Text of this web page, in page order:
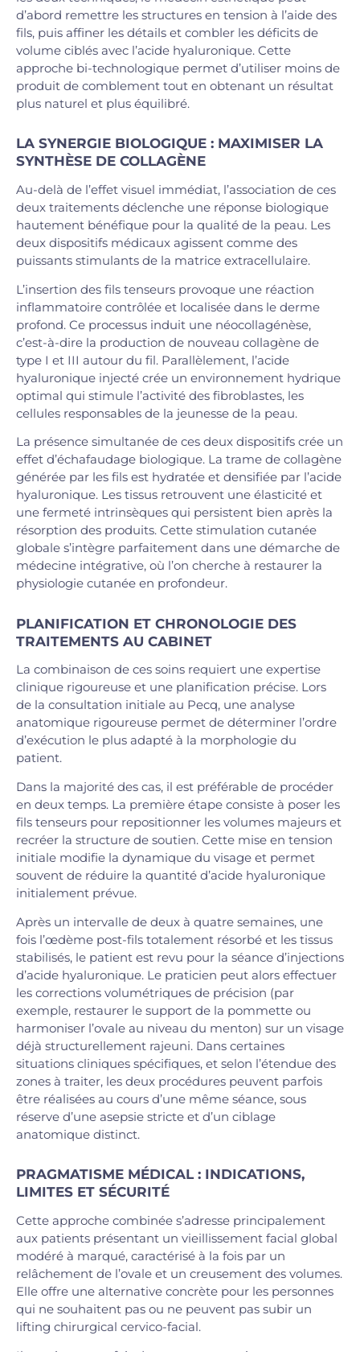
d’abord remettre les structures en tension à l’aide des
fils, puis affiner les détails et combler les déficits de
volume ciblés avec l’acide hyaluronique. Cette
approche bi-technologique permet d’utiliser moins de
produit de comblement tout en obtenant un résultat
plus naturel et plus équilibré.
LA SYNERGIE BIOLOGIQUE : MAXIMISER LA
SYNTHÈSE DE COLLAGÈNE
Au-delà de l’effet visuel immédiat, l’association de ces
deux traitements déclenche une réponse biologique
hautement bénéfique pour la qualité de la peau. Les
deux dispositifs médicaux agissent comme des
puissants stimulants de la matrice extracellulaire.
L’insertion des fils tenseurs provoque une réaction
inflammatoire contrôlée et localisée dans le derme
profond. Ce processus induit une néocollagénèse,
c’est-à-dire la production de nouveau collagène de
type I et III autour du fil. Parallèlement, l’acide
hyaluronique injecté crée un environnement hydrique
optimal qui stimule l’activité des fibroblastes, les
cellules responsables de la jeunesse de la peau.
La présence simultanée de ces deux dispositifs crée un
effet d’échafaudage biologique. La trame de collagène
générée par les fils est hydratée et densifiée par l’acide
hyaluronique. Les tissus retrouvent une élasticité et
une fermeté intrinsèques qui persistent bien après la
résorption des produits. Cette stimulation cutanée
globale s’intègre parfaitement dans une démarche de
médecine intégrative, où l’on cherche à restaurer la
physiologie cutanée en profondeur.
PLANIFICATION ET CHRONOLOGIE DES
TRAITEMENTS AU CABINET
La combinaison de ces soins requiert une expertise
clinique rigoureuse et une planification précise. Lors
de la consultation initiale au Pecq, une analyse
anatomique rigoureuse permet de déterminer l’ordre
d’exécution le plus adapté à la morphologie du
patient.
Dans la majorité des cas, il est préférable de procéder
en deux temps. La première étape consiste à poser les
fils tenseurs pour repositionner les volumes majeurs et
recréer la structure de soutien. Cette mise en tension
initiale modifie la dynamique du visage et permet
souvent de réduire la quantité d’acide hyaluronique
initialement prévue.
Après un intervalle de deux à quatre semaines, une
fois l’œdème post-fils totalement résorbé et les tissus
stabilisés, le patient est revu pour la séance d’injections
d’acide hyaluronique. Le praticien peut alors effectuer
les corrections volumétriques de précision (par
exemple, restaurer le support de la pommette ou
harmoniser l’ovale au niveau du menton) sur un visage
déjà structurellement rajeuni. Dans certaines
situations cliniques spécifiques, et selon l’étendue des
zones à traiter, les deux procédures peuvent parfois
être réalisées au cours d’une même séance, sous
réserve d’une asepsie stricte et d’un ciblage
anatomique distinct.
PRAGMATISME MÉDICAL : INDICATIONS,
LIMITES ET SÉCURITÉ
Cette approche combinée s’adresse principalement
aux patients présentant un vieillissement facial global
modéré à marqué, caractérisé à la fois par un
relâchement de l’ovale et un creusement des volumes.
Elle offre une alternative concrète pour les personnes
qui ne souhaitent pas ou ne peuvent pas subir un
lifting chirurgical cervico-facial.